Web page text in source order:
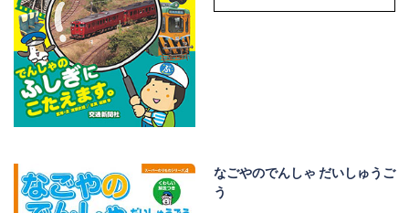
なごやのでんしゃ だいしゅうご
う